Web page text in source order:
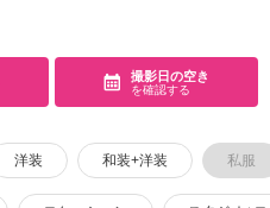
スタジオトップ
撮影日の空き
を確認する
洋装 和装+洋装 私服